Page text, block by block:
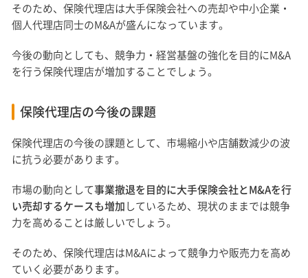
そのため、保険代理店は大手保険会社への売却や中小企業・
個人代理店同士のM&Aが盛んになっています。
今後の動向としても、競争力・経営基盤の強化を目的にM&A
を行う保険代理店が増加することでしょう。
保険代理店の今後の課題
保険代理店の今後の課題として、市場縮小や店舗数減少の波
に抗う必要があります。
市場の動向として事業撤退を目的に大手保険会社とM&Aを行
い売却するケースも増加しているため、現状のままでは競争
力を高めることは厳しいでしょう。
そのため、保険代理店はM&Aによって競争力や販売力を高め
ていく必要があります。